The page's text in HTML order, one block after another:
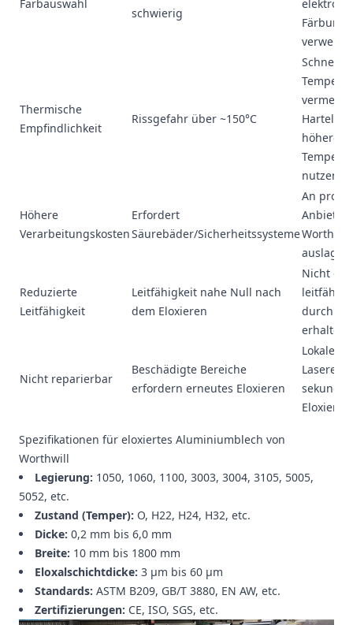
Farbauswahl
schwierig
Färbung
Thermische
Empfindlichkeit
Rissgefahr über ~150°C
Schnelle
höhere
nutzen
Höhere
Verarbeitungskosten
Erfordert
Säurebäder/Sicherheitssysteme
An
Anbieter
Worthwill
Reduzierte
Leitfähigkeit
Leitfähigkeit nahe Null nach
dem Eloxieren
Nicht
durch
erhalten
Nicht reparierbar
Beschädigte Bereiche
erfordern erneutes Eloxieren
Lokale
Eloxieren
Spezifikationen für eloxiertes Aluminiumblech von
Worthwill
Legierung: 1050, 1060, 1100, 3003, 3004, 3105, 5005,
5052, etc.
Zustand (Temper): O, H22, H24, H32, etc.
Dicke: 0,2 mm bis 6,0 mm
Breite: 10 mm bis 1800 mm
Eloxalschichtdicke: 3 μm bis 60 μm
Standards: ASTM B209, GB/T 3880, EN AW, etc.
Zertifizierungen: CE, ISO, SGS, etc.